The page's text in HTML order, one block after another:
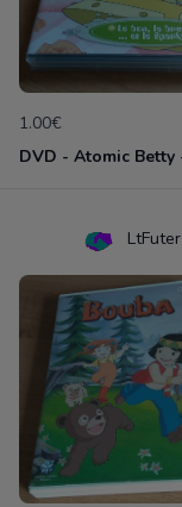
1.00€
LtFuter